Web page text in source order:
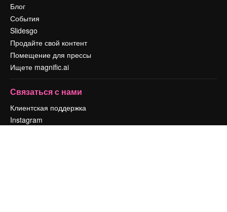
Блог
События
Slidesgo
Продайте свой контент
Помещение для прессы
Ищете magnific.ai
Связаться с нами
Клиентская поддержка
Instagram